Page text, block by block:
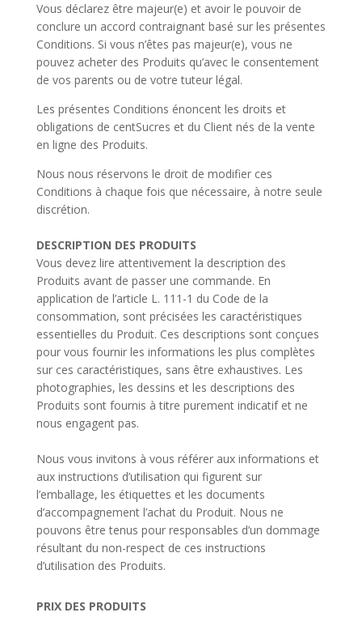
Vous déclarez être majeur(e) et avoir le pouvoir de
conclure un accord contraignant basé sur les présentes
Conditions. Si vous n’êtes pas majeur(e), vous ne
pouvez acheter des Produits qu’avec le consentement
de vos parents ou de votre tuteur légal.
Les présentes Conditions énoncent les droits et
obligations de centSucres et du Client nés de la vente
en ligne des Produits.
Nous nous réservons le droit de modifier ces
Conditions à chaque fois que nécessaire, à notre seule
discrétion.
DESCRIPTION DES PRODUITS
Vous devez lire attentivement la description des
Produits avant de passer une commande. En
application de l’article L. 111-1 du Code de la
consommation, sont précisées les caractéristiques
essentielles du Produit. Ces descriptions sont conçues
pour vous fournir les informations les plus complètes
sur ces caractéristiques, sans être exhaustives. Les
photographies, les dessins et les descriptions des
Produits sont fournis à titre purement indicatif et ne
nous engagent pas.
Nous vous invitons à vous référer aux informations et
aux instructions d’utilisation qui figurent sur
l’emballage, les étiquettes et les documents
d’accompagnement l’achat du Produit. Nous ne
pouvons être tenus pour responsables d’un dommage
résultant du non-respect de ces instructions
d’utilisation des Produits.
PRIX DES PRODUITS